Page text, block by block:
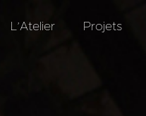
L’Atelier Projets